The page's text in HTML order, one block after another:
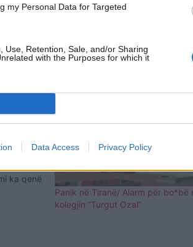
my Personal Data for Targeted
Use, Retention, Sale, and/or Sharing
with the Purposes for which it
Data Access Privacy Policy
lufte.
ka qenë
Panik në Tiranë/ Alarm për bo*bë
kolegjin “Turgut Ozal”